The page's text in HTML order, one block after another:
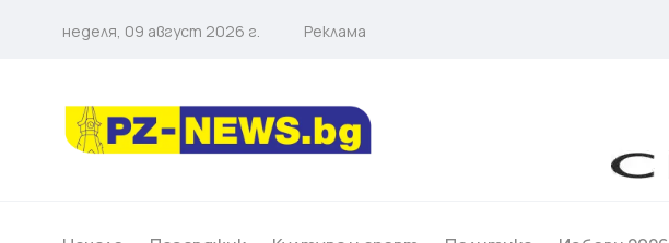
неделя, 09 август 2026 г. Реклама